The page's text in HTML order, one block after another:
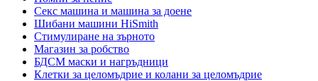
Секс машина и машина за доене
Шибани машини HiSmith
Стимулиране на зърното
Магазин за робство
БДСМ маски и нагръдници
Клетки за целомъдрие и колани за целомъдрие